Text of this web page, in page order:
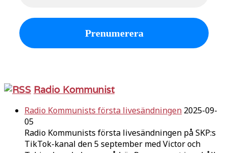
Radio Kommunist
Radio Kommunists första livesändningen 2025-09-
05
Radio Kommunists första livesändningen på SKP:s
TikTok-kanal den 5 september med Victor och